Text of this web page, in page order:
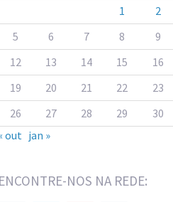
1
2
5
6 7 8 9
12
13 14 15 16
19
20 21 22 23
26
27 28 29 30
out jan »
ENCONTRE-NOS NA REDE: